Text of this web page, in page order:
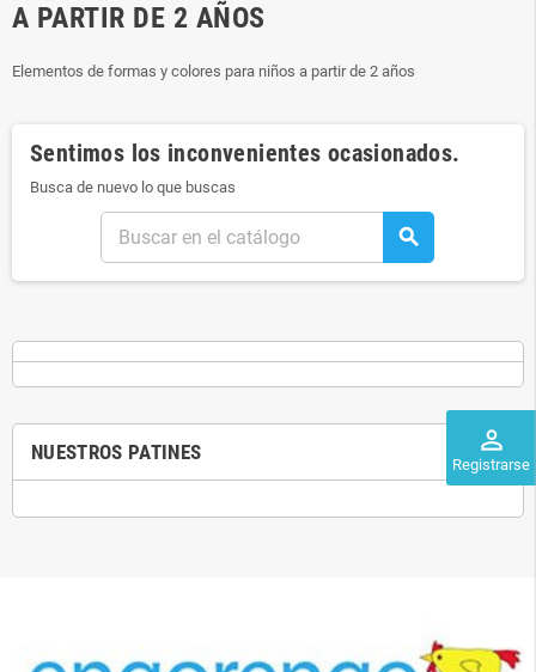
perm_identity
Registrarse
NUESTROS PATINES
A PARTIR DE 2 AÑOS
Elementos de formas y colores para niños a partir de 2 años
Sentimos los inconvenientes ocasionados.
Busca de nuevo lo que buscas
search